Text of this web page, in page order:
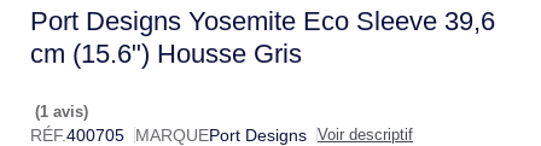
Port Designs Yosemite
Port Designs Yosemite Eco Sleeve 39,6
cm (15.6") Housse Gris
(1 avis)
RÉF.400705 MARQUEPort Designs Voir descriptif